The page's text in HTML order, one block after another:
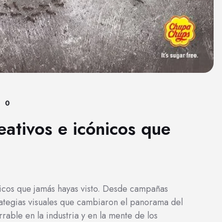
0
e icónicos que
que jamás hayas visto. Desde campañas
visuales que cambiaron el panorama del
en la industria y en la mente de los